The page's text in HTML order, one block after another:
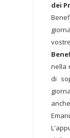
dei
nella
di